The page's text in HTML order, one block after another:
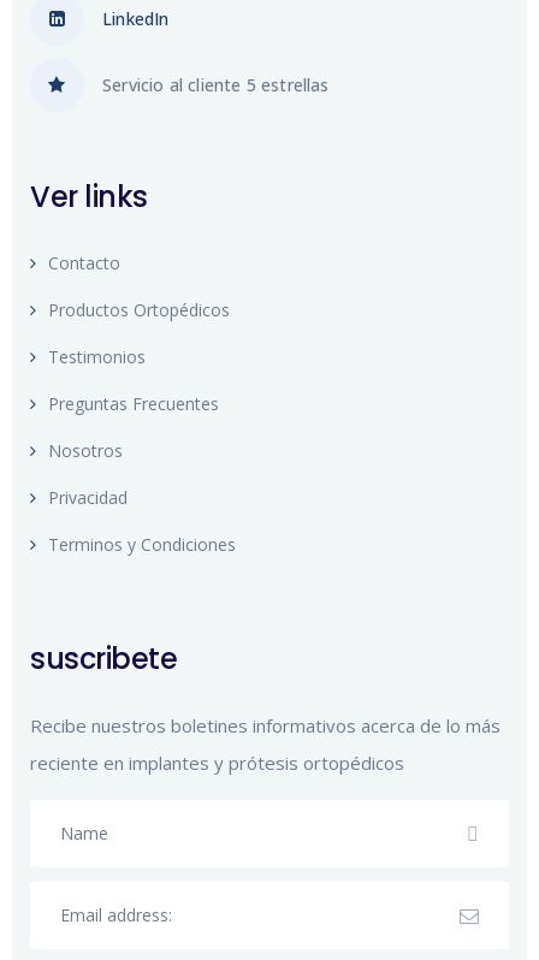
LinkedIn
Servicio al cliente 5 estrellas
Ver links
Contacto
Productos Ortopédicos
Testimonios
Preguntas Frecuentes
Nosotros
Privacidad
Terminos y Condiciones
suscribete
Recibe nuestros boletines informativos acerca de lo más
reciente en implantes y prótesis ortopédicos